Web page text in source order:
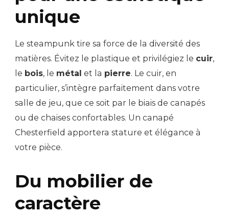
unique
Le steampunk tire sa force de la diversité des
matières. Évitez le plastique et privilégiez le cuir,
le bois, le métal et la pierre. Le cuir, en
particulier, s’intègre parfaitement dans votre
salle de jeu, que ce soit par le biais de canapés
ou de chaises confortables. Un canapé
Chesterfield apportera stature et élégance à
votre pièce.
Du mobilier de
caractère